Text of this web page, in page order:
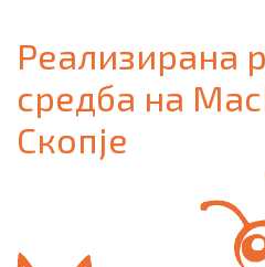
Реализирана
средба на
Скопје